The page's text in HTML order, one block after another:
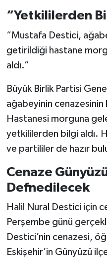
“Yetkililerden
“Mustafa Destici,
getirildiği hastane
aldı.”
Büyük Birlik Partisi
ağabeyinin cenazesinin
Hastanesi morguna
yetkililerden bilgi aldı.
ve partililer de hazır
Cenaze
Defnedilecek
Halil Nural Destici için
Perşembe günü
Destici’nin cenazesi,
Eskişehir’in Günyüzü